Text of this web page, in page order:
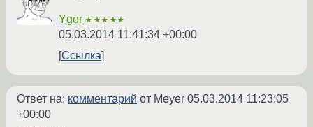
Ygor ★★★★★
05.03.2014 11:41:34 +00:00
Ссылка
Ответ на: комментарий от Meyer 05.03.2014 11:23:05
+00:00